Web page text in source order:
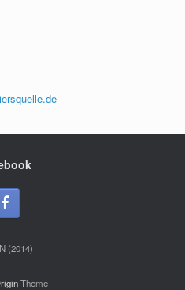
(2014)
Theme